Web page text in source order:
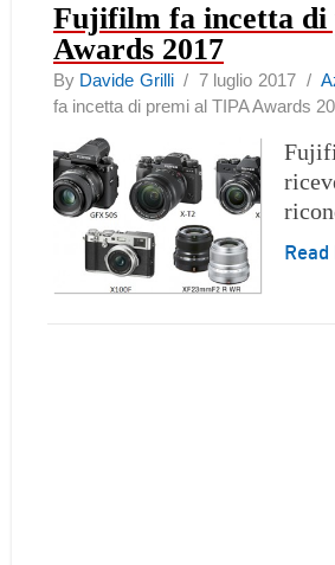
Fujifilm fa incetta
Awards 2017
By Davide Grilli/ 7 luglio 2017 /
fa incetta di premi al TIPA Awards